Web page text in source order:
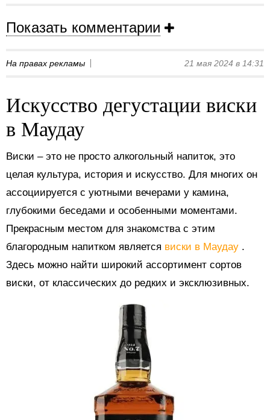
Показать комментарии
На правах рекламы 21 мая 2024 в 14:31
Искусство дегустации виски
в Маудау
Виски – это не просто алкогольный напиток, это
целая культура, история и искусство. Для многих он
ассоциируется с уютными вечерами у камина,
глубокими беседами и особенными моментами.
Прекрасным местом для знакомства с этим
благородным напитком является виски в Маудау .
Здесь можно найти широкий ассортимент сортов
виски, от классических до редких и эксклюзивных.